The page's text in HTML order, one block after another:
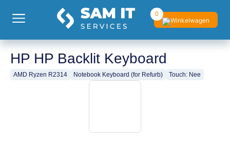
0
HP HP Backlit Keyboard
AMD Ryzen R2314 Notebook Keyboard (for Refurb) Touch: Nee